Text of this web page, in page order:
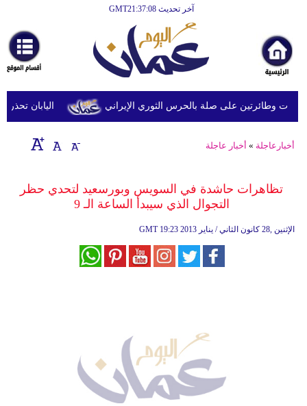
آخر تحديث GMT21:37:08
أخبارعاجلة
رياضة
ثقافة
إقتصاد
وموسيقى
اليابان تحذر من على صلة بالحرس الثوري الإيراني
أخبارعاجلة » أخبار عاجلة
تظاهرات حاشدة في السويس وبورسعيد لتحدي حظر
التجوال الذي سيبدأ الساعة الـ 9
GMT 19:23 2013 الإثنين ,28 كانون الثاني / يناير